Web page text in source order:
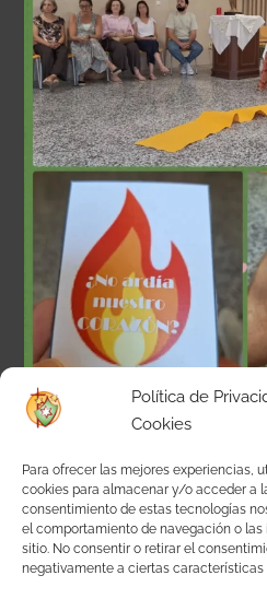
Política de
Cookies
Para ofrecer las mejores experiencias,
cookies para almacenar y/o acceder a
consentimiento de estas tecnologías
el comportamiento de navegación o
sitio. No consentir o retirar el
negativamente a ciertas características